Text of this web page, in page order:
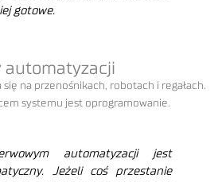
gotowe.
automatyzacji
na przenośnikach, robotach i regałach.
systemu jest oprogramowanie.
automatyzacji jest
Jeżeli coś przestanie